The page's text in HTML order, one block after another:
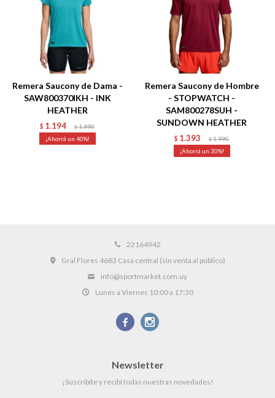
Remera Saucony de Dama -
SAW800370IKH - INK
HEATHER
$ 1.194 $ 1.990
40
Remera Saucony de Hombre
- STOPWATCH -
SAM800278SUH -
SUNDOWN HEATHER
$ 1.393 $ 1.990
30
22164942
Gral Flores 4683 Casa central (sin venta al público)
info@sportmarket.com.uy
Lunes a Viernes 10:00 a 17:30
 
Newsletter
¡Suscribite y recibí todas nuestras novedades!